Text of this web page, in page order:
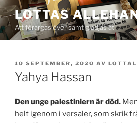
Hoppa
till
innehåll
LOTTAS
Att förargas över samt glädjas åt
PUBLICERAT
10 SEPTEMBER, 2020 AV
Yahya Hassan
Den unge palestiniern är död.
helt igenom i versaler, som skrik